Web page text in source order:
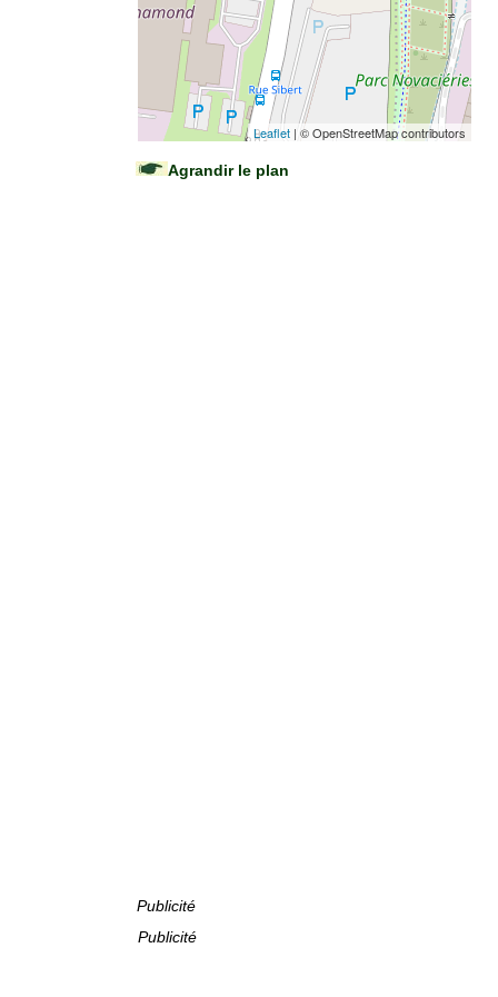
Leaflet | © OpenStreetMap contributors
Agrandir le plan
Publicité
Publicité